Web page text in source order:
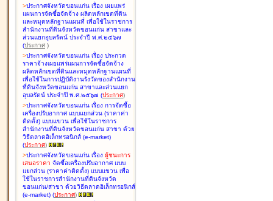
>ประกาศจังหวัดขอนแก่น เรื่อง เผยแพร่
แผนการจัดซื้อจัดจ้าง ผลิตหลักเขตที่ดิน
และหมุดหลักฐานแผนที่ เพื่อใช้ในราชการ
สำนักงานที่ดินจังหวัดขอนแก่น สาขาและ
ส่วนแยกอุบลรัตน์ ประจำปี พ.ศ.๒๕๖๗
(ประกาศ )
>ประกาศจังหวัดขอนแก่น เรื่อง ประกวด
ราคาจ้างเผยแพร่แผนการจัดซื้อจัดจ้าง
ผลิตหลักเขตที่ดินและหมุดหลักฐานแผนที่
เพื่อใช้ในการปฏิบัติงานรังวัดของสำนักงาน
ที่ดินจังหวัดขอนแก่น สาขาและส่วนแยก
อุบลรัตน์ ประจำปี พ.ศ.๒๕๖๗ (ประกาศ)
>ประกาศจังหวัดขอนแก่น เรื่อง การจัดซื้อ
เครื่องปรับอากาศ แบบแยกส่วน (ราคาค่า
ติดตั้ง) แบบแขวน เพื่อใช้ในราชการ
สำนักงานที่ดินจังหวัดขอนแก่น สาขา ด้วย
วิธีตลาดอิเล็กทรอนิกส์ (e-market)
(ประกาศ)
>ประกาศจังหวัดขอนแก่น เรื่อง ผู้ชนะการ
เสนอราคา จัดซื้อเครื่องปรับอากาศ แบบ
แยกส่วน (ราคาค่าติดตั้ง) แบบแขวน เพื่อ
ใช้ในราชการสำนักงานที่ดินจังหวัด
ขอนแก่น/สาขา ด้วยวิธีตลาดอิเล็กทรอนิกส์
(e-market) (ประกาศ)